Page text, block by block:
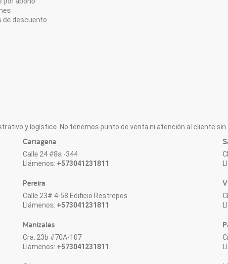
y logístico. No tenemos punto de venta ni atención al cliente sin
Cartagena
Calle 24 #8a -344
Llámenos: +573041231811
Pereira
Calle 23# 4-58 Edificio Restrepos
Llámenos: +573041231811
Manizales
Cra. 23b #70A-107
Llámenos: +573041231811
de descuento